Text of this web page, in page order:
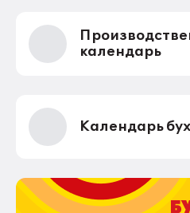
календарь
Календарь